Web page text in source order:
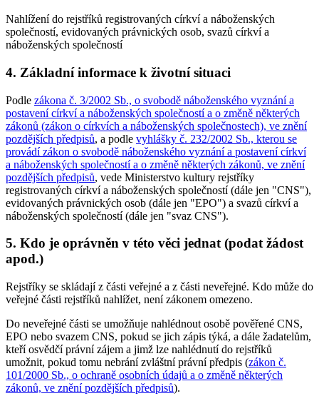
Nahlížení do rejstříků registrovaných církví a náboženských
společností, evidovaných právnických osob, svazů církví a
náboženských společností
4. Základní informace k životní situaci
Podle zákona č. 3/2002 Sb., o svobodě náboženského vyznání a
postavení církví a náboženských společností a o změně některých
zákonů (zákon o církvích a náboženských společnostech), ve znění
pozdějších předpisů, a podle vyhlášky č. 232/2002 Sb., kterou se
provádí zákon o svobodě náboženského vyznání a postavení církví
a náboženských společností a o změně některých zákonů, ve znění
pozdějších předpisů, vede Ministerstvo kultury rejstříky
registrovaných církví a náboženských společností (dále jen "CNS"),
evidovaných právnických osob (dále jen "EPO") a svazů církví a
náboženských společností (dále jen "svaz CNS").
5. Kdo je oprávněn v této věci jednat (podat žádost
apod.)
Rejstříky se skládají z části veřejné a z části neveřejné. Kdo může do
veřejné části rejstříků nahlížet, není zákonem omezeno.
Do neveřejné části se umožňuje nahlédnout osobě pověřené CNS,
EPO nebo svazem CNS, pokud se jich zápis týká, a dále žadatelům,
kteří osvědčí právní zájem a jimž lze nahlédnutí do rejstříků
umožnit, pokud tomu nebrání zvláštní právní předpis (zákon č.
101/2000 Sb., o ochraně osobních údajů a o změně některých
zákonů, ve znění pozdějších předpisů).